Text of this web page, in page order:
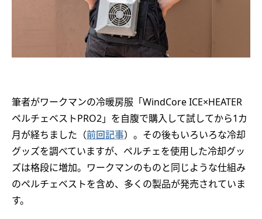
筆者がワークマンの冷暖房服「WindCore ICE×HEATER
ペルチェベストPRO2」を自腹で購入して試してから1カ
月が経ちました（前回記事）。その後もいろいろな冷却
グッズを調べていますが、ペルチェを使用した冷却グッ
ズは格段に増加。ワークマンのものと同じような仕組み
のペルチェベストを含め、多くの製品が発売されていま
す。